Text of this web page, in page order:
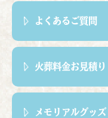
よくあるご質問
火葬料金お見積り
メモリアルグッズ